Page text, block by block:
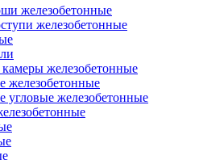
железобетонные
железобетонные
железобетонные
железобетонные
угловые железобетонные